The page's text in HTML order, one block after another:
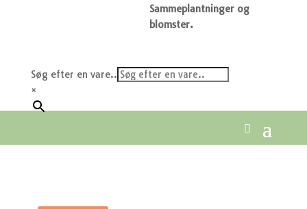
Sammeplantninger og
blomster.
Søg efter en vare..
×